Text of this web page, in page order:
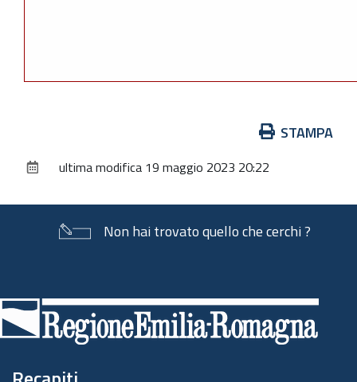
documento
STAMPA
ultima modifica 19 maggio 2023 20:22
Non hai trovato quello che cerchi ?
di
pagina